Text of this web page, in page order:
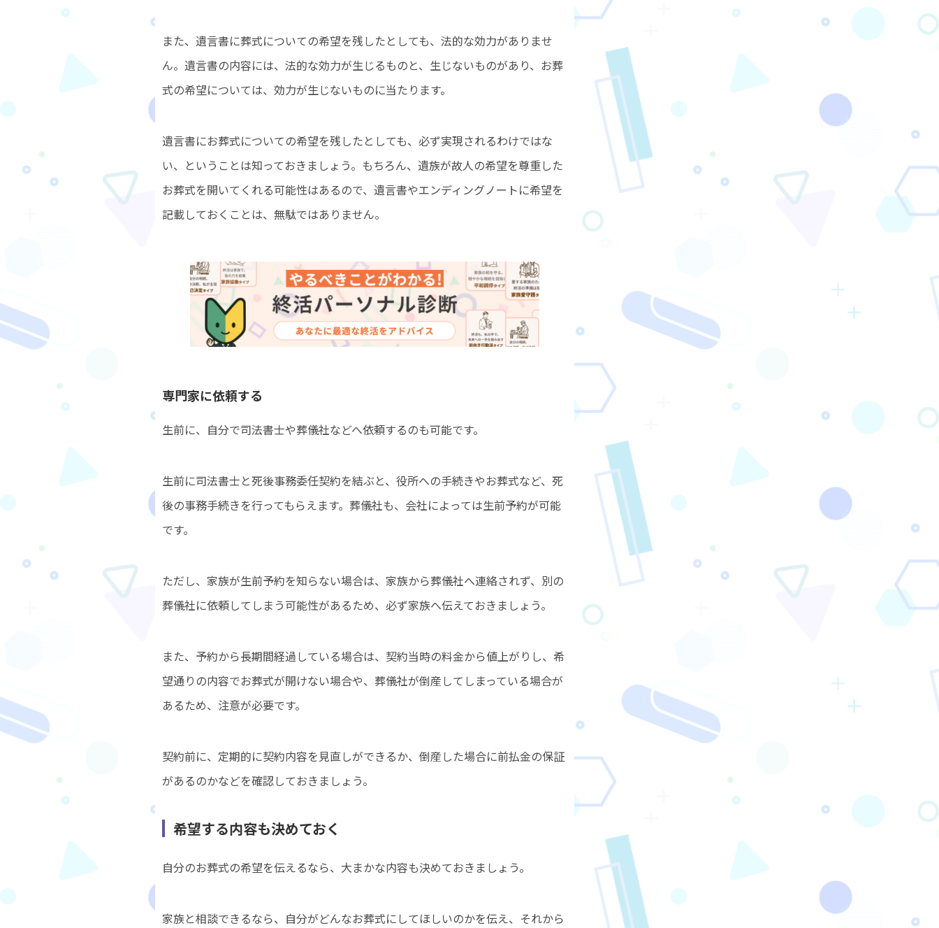
また、遺言書に葬式についての希望を残したとしても、法的な効力がありませ
ん。遺言書の内容には、法的な効力が生じるものと、生じないものがあり、お葬
式の希望については、効力が生じないものに当たります。
遺言書にお葬式についての希望を残したとしても、必ず実現されるわけではな
い、ということは知っておきましょう。もちろん、遺族が故人の希望を尊重した
お葬式を開いてくれる可能性はあるので、遺言書やエンディングノートに希望を
記載しておくことは、無駄ではありません。
専門家に依頼する
生前に、自分で司法書士や葬儀社などへ依頼するのも可能です。
生前に司法書士と死後事務委任契約を結ぶと、役所への手続きやお葬式など、死
後の事務手続きを行ってもらえます。葬儀社も、会社によっては生前予約が可能
です。
ただし、家族が生前予約を知らない場合は、家族から葬儀社へ連絡されず、別の
葬儀社に依頼してしまう可能性があるため、必ず家族へ伝えておきましょう。
また、予約から長期間経過している場合は、契約当時の料金から値上がりし、希
望通りの内容でお葬式が開けない場合や、葬儀社が倒産してしまっている場合が
あるため、注意が必要です。
契約前に、定期的に契約内容を見直しができるか、倒産した場合に前払金の保証
があるのかなどを確認しておきましょう。
希望する内容も決めておく
自分のお葬式の希望を伝えるなら、大まかな内容も決めておきましょう。
家族と相談できるなら、自分がどんなお葬式にしてほしいのかを伝え、それから